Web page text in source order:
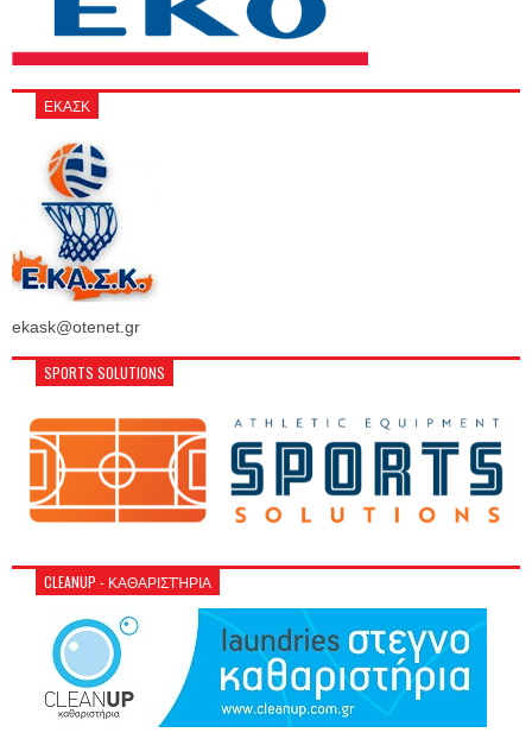
ΕΚΑΣΚ
ekask@otenet.gr
SPORTS SOLUTIONS
CLEANUP - ΚΑΘΑΡΙΣΤΉΡΙΑ